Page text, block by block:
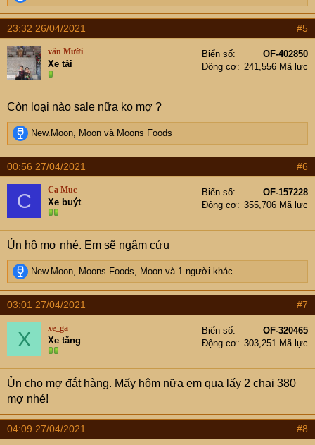
e
a
c
t
i
o
n
s
:
23:32 26/04/2021 #5
văn Mười
Xe tải
Biển số
OF-402850
Động cơ
241,556 Mã lực
Còn loại nào sale nữa ko mợ ?
R
e
a
c
t
i
o
n
s
:
New.Moon, Moon và Moons Foods
00:56 27/04/2021 #6
C Ca Muc
Xe buýt
Biển số
OF-157228
Động cơ
355,706 Mã lực
Ủn hộ mợ nhé. Em sẽ ngâm cứu
R
e
a
c
t
o
n
s
:
New.Moon, Moons Foods, Moon và 1 người khác
03:01 27/04/2021 #7
X xe_ga
Xe tăng
Biển số
OF-320465
Động cơ
303,251 Mã lực
Ủn cho mợ đắt hàng. Mấy hôm nữa em qua lấy 2 chai 380
mợ nhé!
04:09 27/04/2021 #8